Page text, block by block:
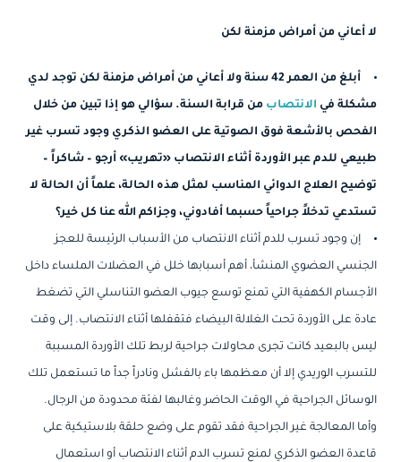
لا أعاني من أمراض مزمنة لكن
أبلغ من العمر 42 سنة ولا أعاني من أمراض مزمنة لكن توجد لدي
مشكلة في الانتصاب من قرابة السنة. سؤالي هو إذا تبين من خلال
الفحص بالأشعة فوق الصوتية على العضو الذكري وجود تسرب غير
طبيعي للدم عبر الأوردة أثناء الانتصاب «تهريب» أرجو – شاكراً –
توضيح العلاج الدوائي المناسب لمثل هذه الحالة، علماً أن الحالة لا
تستدعي تدخلاً جراحياً حسبما أفادوني، وجزاكم الله عنا كل خير؟
إن وجود تسرب للدم أثناء الانتصاب من الأسباب الرئيسة للعجز
الجنسي العضوي المنشأ، أهم أسبابها خلل في العضلات الملساء داخل
الأجسام الكهفية التي تمنع توسع جيوب العضو التناسلي التي تضغط
عادة على الأوردة تحت الغلالة البيضاء فتقفلها أثناء الانتصاب. إلى وقت
ليس بالبعيد كانت تجرى محاولات جراحية لربط تلك الأوردة المسببة
للتسرب الوريدي إلا أن معظمها باء بالفشل ونادراً جداً ما تستعمل تلك
الوسائل الجراحية في الوقت الحاضر وغالبها لفئة محدودة من الرجال.
وأما المعالجة غير الجراحية فقد تقوم على وضع حلقة بلاستيكية على
قاعدة العضو الذكري لمنع تسرب الدم أثناء الانتصاب أو استعمال